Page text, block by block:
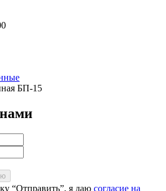
БП-15
“Отправить”, я даю согласие на